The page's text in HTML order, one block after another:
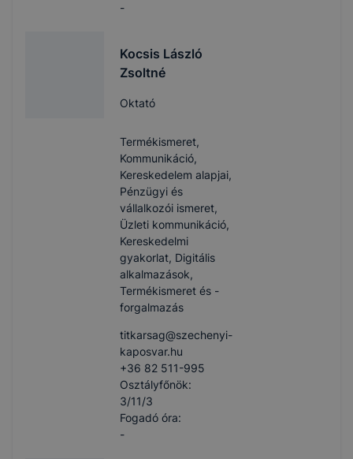
-
Kocsis László
Zsoltné
Oktató
Termékismeret,
Kommunikáció,
Kereskedelem alapjai,
Pénzügyi és
vállalkozói ismeret,
Üzleti kommunikáció,
Kereskedelmi
gyakorlat, Digitális
alkalmazások,
Termékismeret és -
forgalmazás
titkarsag​@szechenyi-
kaposvar.hu
+36 82 511-995
Osztályfőnök:
3/11/3
Fogadó óra:
-